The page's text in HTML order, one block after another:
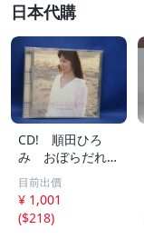
日本代購
CD! 順田ひろ
み おぼらだれ
ん 帯付き OM
CD-16 42405
目前出價
¥ 1,001
($218)